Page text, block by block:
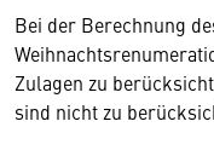
Bei der Berechnung
Zulagen zu
sind nicht zu